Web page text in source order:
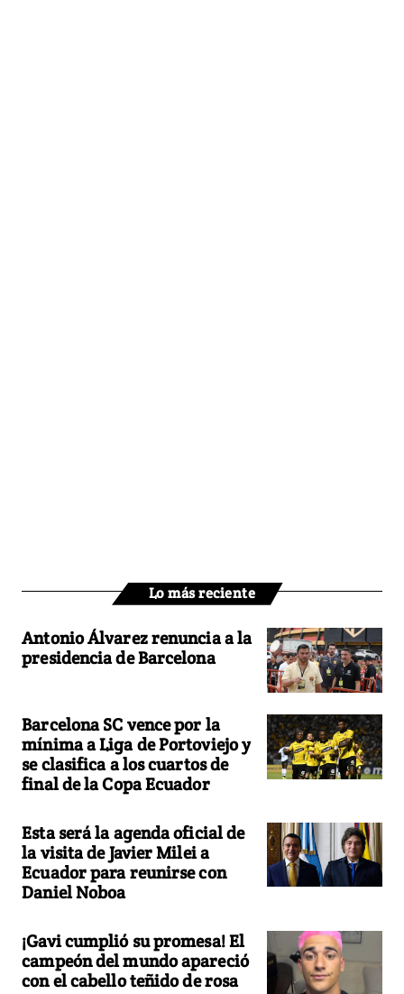
Lo más reciente
Antonio Álvarez renuncia a la
presidencia de Barcelona
Barcelona SC vence por la
mínima a Liga de Portoviejo y
se clasifica a los cuartos de
final de la Copa Ecuador
Esta será la agenda oficial de
la visita de Javier Milei a
Ecuador para reunirse con
Daniel Noboa
¡Gavi cumplió su promesa! El
campeón del mundo apareció
con el cabello teñido de rosa